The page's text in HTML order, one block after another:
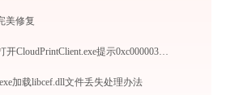
美修复
抖店官方打印组件打开CloudPrintClient.exe提示0xc0000034错误码怎么办
加载libcef.dll文件丢失处理办法